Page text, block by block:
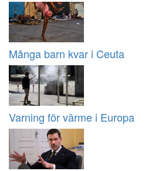
Många barn kvar i Ceuta
Varning för värme i Europa